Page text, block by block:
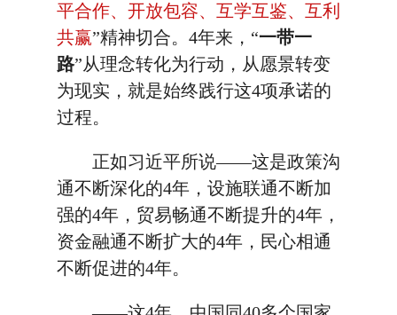
平合作、开放包容、互学互鉴、互利
共赢”精神切合。4年来，“一带一
路”从理念转化为行动，从愿景转变
为现实，就是始终践行这4项承诺的
过程。
正如习近平所说——这是政策沟
通不断深化的4年，设施联通不断加
强的4年，贸易畅通不断提升的4年，
资金融通不断扩大的4年，民心相通
不断促进的4年。